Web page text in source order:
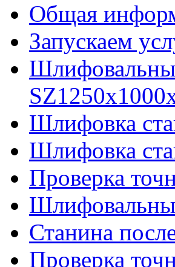
Общая
Запускаем
Шлифовка
Шлифовка
Проверка
Станина
Проверка